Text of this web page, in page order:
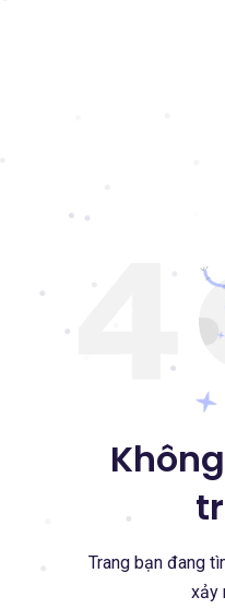
Trang bạn đang
xảy